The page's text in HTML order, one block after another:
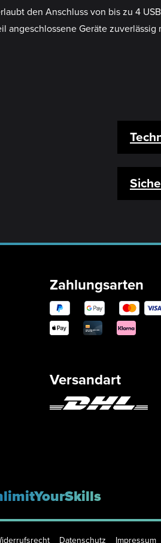
den Anschluss von bis zu 4
angeschlossene Geräte zuverlässig
Zahlungsarten
Versandart
Datenschutz Impressum